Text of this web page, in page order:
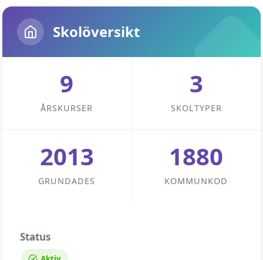
Skolöversikt
9
ÅRSKURSER
3
SKOLTYPER
2013
GRUNDADES
1880
KOMMUNKOD
Status